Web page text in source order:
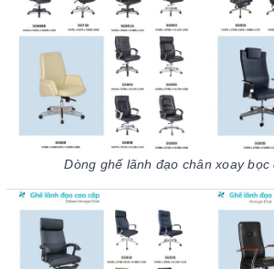
Dòng ghế lãnh đạo chân xoay bọc